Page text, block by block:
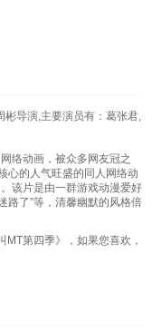
彬导演,主要演员有：葛张君,
络动画，被众多网友冠之
心的人气旺盛的同人网络动
该片是由一群游戏动漫爱好
路了”等，清馨幽默的风格倍
第四季》，如果您喜欢，